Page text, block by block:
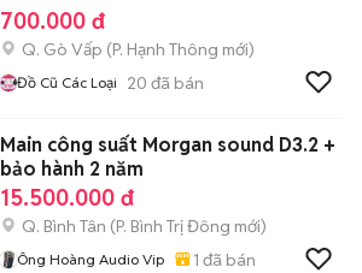
700.000 đ
Q. Gò Vấp (P. Hạnh Thông mới)
Đồ Cũ Các Loại 20 đã bán
Main công suất Morgan sound D3.2 +
bảo hành 2 năm
15.500.000 đ
Q. Bình Tân (P. Bình Trị Đông mới)
Ông Hoàng Audio Vip 1 đã bán